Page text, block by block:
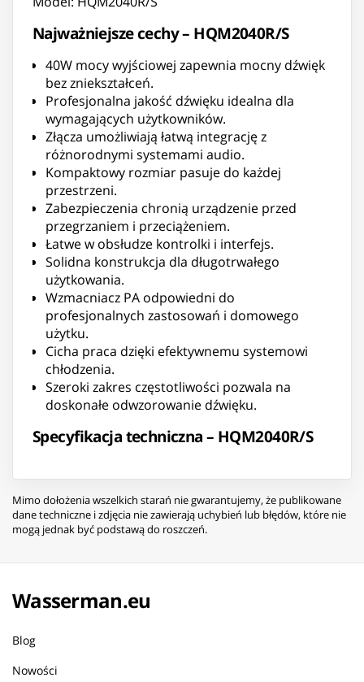
Najważniejsze cechy – HQM2040R/S
40W mocy wyjściowej zapewnia mocny dźwięk
bez zniekształceń.
Profesjonalna jakość dźwięku idealna dla
wymagających użytkowników.
Złącza umożliwiają łatwą integrację z
różnorodnymi systemami audio.
Kompaktowy rozmiar pasuje do każdej
przestrzeni.
Zabezpieczenia chronią urządzenie przed
przegrzaniem i przeciążeniem.
Łatwe w obsłudze kontrolki i interfejs.
Solidna konstrukcja dla długotrwałego
użytkowania.
Wzmacniacz PA odpowiedni do
profesjonalnych zastosowań i domowego
użytku.
Cicha praca dzięki efektywnemu systemowi
chłodzenia.
Szeroki zakres częstotliwości pozwala na
doskonałe odwzorowanie dźwięku.
Specyfikacja techniczna – HQM2040R/S
Mimo dołożenia wszelkich starań nie gwarantujemy, że publikowane
dane techniczne i zdjęcia nie zawierają uchybień lub błędów, które nie
mogą jednak być podstawą do roszczeń.
Wasserman.eu
Blog
Nowości